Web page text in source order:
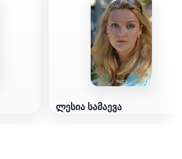
ლესია სამაევა